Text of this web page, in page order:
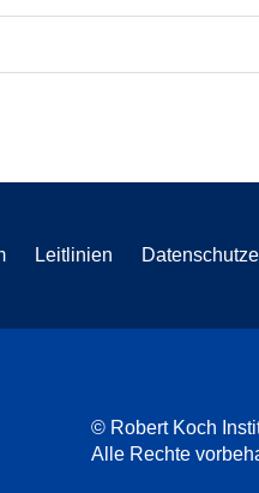
Leitlinien
© Robert Koch
Alle Rechte